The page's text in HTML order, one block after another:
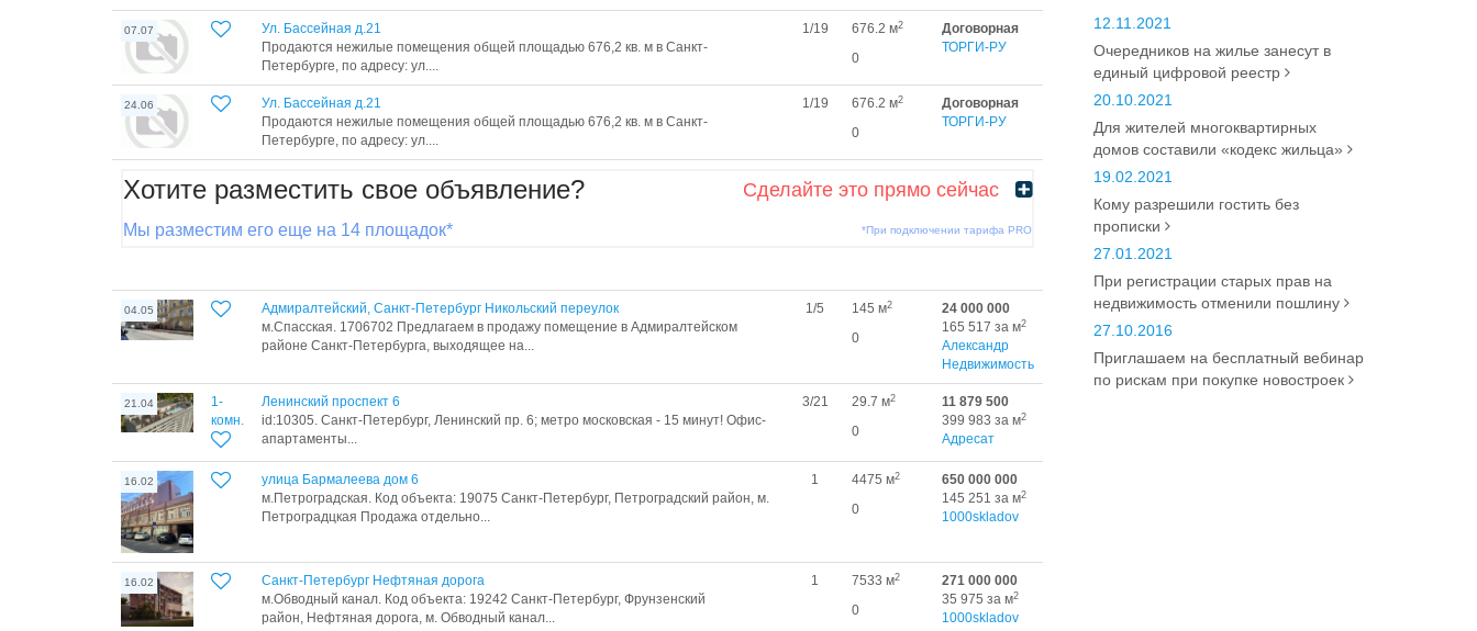
07.07
Ул. Бассейная д.21
Продаются нежилые помещения общей площадью 676,2 кв. м в Санкт-
Петербурге, по адресу: ул....
1/19 676.2 м2
0
Договорная
ТОРГИ-РУ
24.06
Ул. Бассейная д.21
Продаются нежилые помещения общей площадью 676,2 кв. м в Санкт-
Петербурге, по адресу: ул....
1/19 676.2 м2
0
Договорная
ТОРГИ-РУ
Хотите разместить свое объявление?
Мы разместим его еще на 14 площадок*
Сделайте это прямо сейчас
*При подключении тарифа PRO
04.05
Адмиралтейский, Санкт-Петербург Никольский переулок
м.Спасская. 1706702 Предлагаем в продажу помещение в Адмиралтейском
районе Санкт-Петербурга, выходящее на...
1/5 145 м2
0
24 000 000
165 517 за м2
Александр
Недвижимость
21.04
1-
комн.
Ленинский проспект 6
id:10305. Санкт-Петербург, Ленинский пр. 6; метро московская - 15 минут! Офис-
апартаменты...
3/21 29.7 м2
0
11 879 500
399 983 за м2
Адресат
16.02
улица Бармалеева дом 6
м.Петроградская. Код объекта: 19075 Санкт-Петербург, Петроградский район, м.
Петроградцкая Продажа отдельно...
1 4475 м2
0
650 000 000
145 251 за м2
1000skladov
16.02
Санкт-Петербург Нефтяная дорога
м.Обводный канал. Код объекта: 19242 Санкт-Петербург, Фрунзенский
район, Нефтяная дорога, м. Обводный канал...
1 7533 м2
0
271 000 000
35 975 за м2
1000skladov
12.11.2021
Очередников на жилье занесут в
единый цифровой реестр
20.10.2021
Для жителей многоквартирных
домов составили «кодекс жильца»
19.02.2021
Кому разрешили гостить без
прописки
27.01.2021
При регистрации старых прав на
недвижимость отменили пошлину
27.10.2016
Приглашаем на бесплатный вебинар
по рискам при покупке новостроек